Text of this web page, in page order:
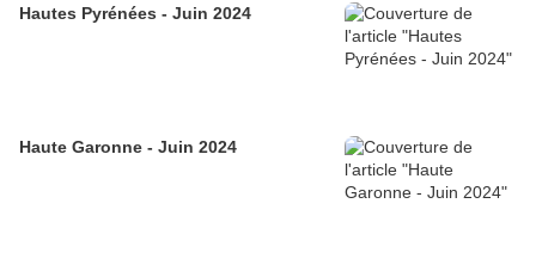
Hautes Pyrénées - Juin 2024
Haute Garonne - Juin 2024